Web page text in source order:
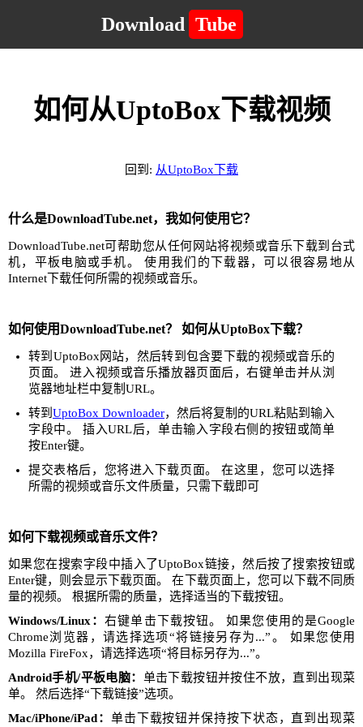
Download Tube
如何从UptoBox下载视频
回到: 从UptoBox下载
什么是DownloadTube.net，我如何使用它？
DownloadTube.net可帮助您从任何网站将视频或音乐下载到台式
机，平板电脑或手机。 使用我们的下载器，可以很容易地从
Internet下载任何所需的视频或音乐。
如何使用DownloadTube.net？ 如何从UptoBox下载？
转到UptoBox网站，然后转到包含要下载的视频或音乐的
页面。 进入视频或音乐播放器页面后，右键单击并从浏
览器地址栏中复制URL。
转到 UptoBox Downloader，然后将复制的URL粘贴到输入
字段中。 插入URL后，单击输入字段右侧的按钮或简单
按Enter键。
提交表格后，您将进入下载页面。 在这里，您可以选择
所需的视频或音乐文件质量，只需下载即可
如何下载视频或音乐文件？
如果您在搜索字段中插入了UptoBox链接，然后按了搜索按钮或
Enter键，则会显示下载页面。 在下载页面上，您可以下载不同质
量的视频。 根据所需的质量，选择适当的下载按钮。
Windows/Linux：右键单击下载按钮。 如果您使用的是Google
Chrome浏览器，请选择选项“将链接另存为...”。 如果您使用
Mozilla FireFox，请选择选项“将目标另存为...”。
Android手机/平板电脑： 单击下载按钮并按住不放，直到出现菜
单。 然后选择“下载链接”选项。
Mac/iPhone/iPad： 单击下载按钮并保持按下状态，直到出现菜